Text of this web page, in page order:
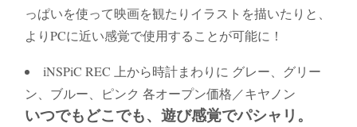
っぱいを使って映画を観たりイラストを描いたりと、
よりPCに近い感覚で使用することが可能に！
iNSPiC REC 上から時計まわりに グレー、グリー
ン、ブルー、ピンク 各オープン価格／キヤノン
いつでもどこでも、遊び感覚でパシャリ。